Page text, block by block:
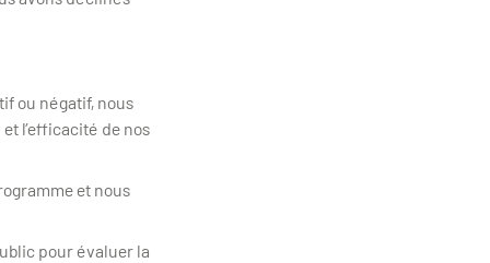
ou négatif, nous
l’efficacité de nos
et nous
pour évaluer la